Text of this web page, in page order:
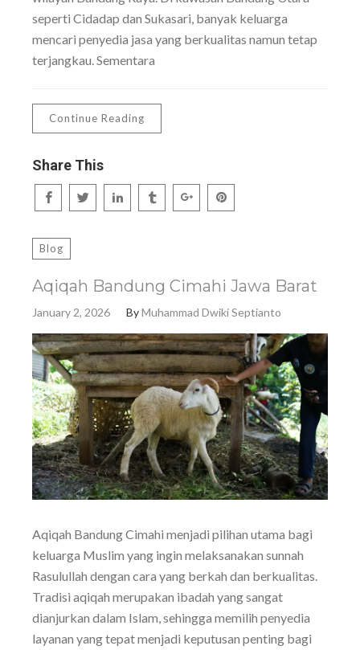
seperti Cidadap dan Sukasari, banyak keluarga
mencari penyedia jasa yang berkualitas namun tetap
terjangkau. Sementara
Continue Reading
Share This
Blog
Aqiqah Bandung Cimahi Jawa Barat
January 2, 2026 ByMuhammad Dwiki Septianto
Aqiqah Bandung Cimahi menjadi pilihan utama bagi
keluarga Muslim yang ingin melaksanakan sunnah
Rasulullah dengan cara yang berkah dan berkualitas.
Tradisi aqiqah merupakan ibadah yang sangat
dianjurkan dalam Islam, sehingga memilih penyedia
layanan yang tepat menjadi keputusan penting bagi